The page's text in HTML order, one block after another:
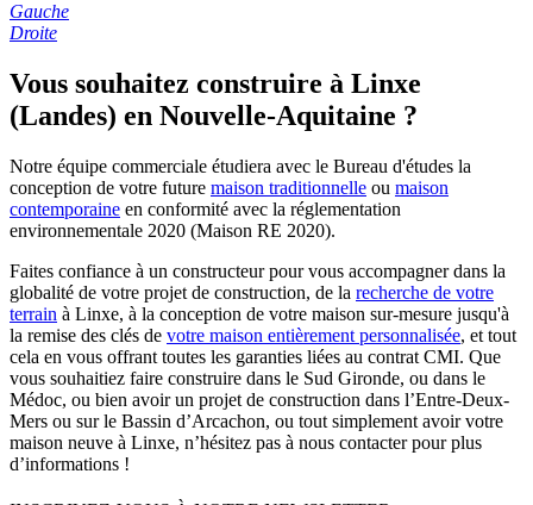
Gauche
Droite
Vous souhaitez construire à Linxe
(Landes) en Nouvelle-Aquitaine ?
Notre équipe commerciale étudiera avec le Bureau d'études la
conception de votre future maison traditionnelle ou maison
contemporaine en conformité avec la réglementation
environnementale 2020 (Maison RE 2020).
Faites confiance à un constructeur pour vous accompagner dans la
globalité de votre projet de construction, de la recherche de votre
terrain à Linxe, à la conception de votre maison sur-mesure jusqu'à
la remise des clés de votre maison entièrement personnalisée, et tout
cela en vous offrant toutes les garanties liées au contrat CMI. Que
vous souhaitiez faire construire dans le Sud Gironde, ou dans le
Médoc, ou bien avoir un projet de construction dans l’Entre-Deux-
Mers ou sur le Bassin d’Arcachon, ou tout simplement avoir votre
maison neuve à Linxe, n’hésitez pas à nous contacter pour plus
d’informations !